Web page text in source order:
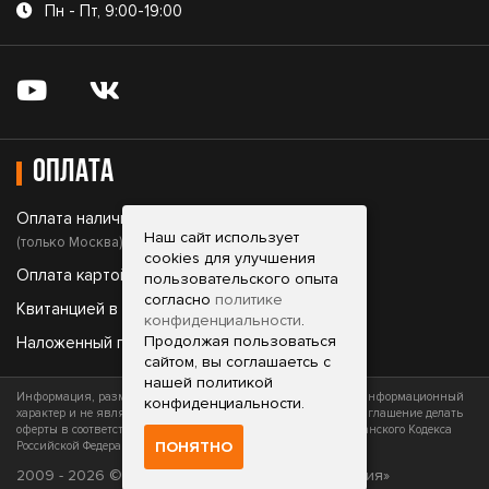
Пн - Пт, 9:00-19:00
Оплата
Оплата наличными;
(только Москва)
Оплата картой;
Квитанцией в банке;
Наложенный платеж.
Информация, размещенная на сайте, носит исключительно информационный
характер и не является офертой (публичной офертой) или приглашение делать
оферты в соответствии со статьями 435 и 437 (часть 2) Гражданского Кодекса
Российской Федерации
2009 - 2026 © ФОРГАН - «Все для вашего оружия»
Наш сайт использует
cookies для улучшения
пользовательского опыта
согласно политике
конфиденциальности.
Продолжая пользоваться
сайтом, вы соглашаетсь с
нашей политикой
конфиденциальности.
ПОНЯТНО